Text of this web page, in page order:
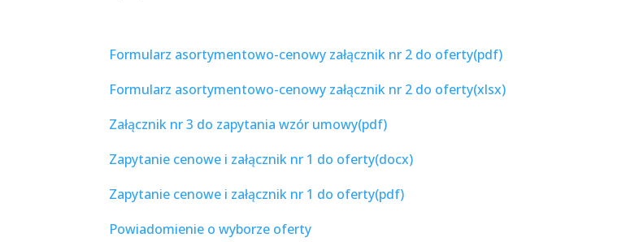
Formularz asortymentowo-cenowy załącznik nr 2 do oferty(pdf)
Formularz asortymentowo-cenowy załącznik nr 2 do oferty(xlsx)
Załącznik nr 3 do zapytania wzór umowy(pdf)
Zapytanie cenowe i załącznik nr 1 do oferty(docx)
Zapytanie cenowe i załącznik nr 1 do oferty(pdf)
Powiadomienie o wyborze oferty